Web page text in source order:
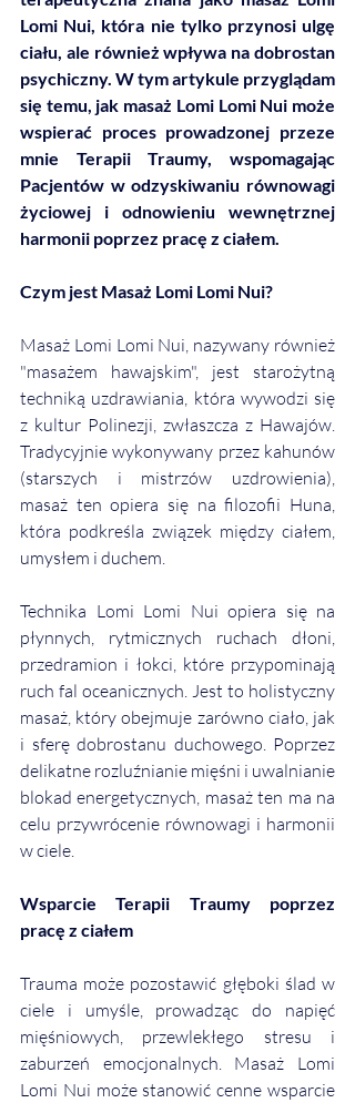
Lomi Nui, która nie tylko przynosi ulgę
ciału, ale również wpływa na dobrostan
psychiczny. W tym artykule przyglądam
się temu, jak masaż Lomi Lomi Nui może
wspierać proces prowadzonej przeze
mnie Terapii Traumy, wspomagając
Pacjentów w odzyskiwaniu równowagi
życiowej i odnowieniu wewnętrznej
harmonii poprzez pracę z ciałem.
Czym jest Masaż Lomi Lomi Nui?
Masaż Lomi Lomi Nui, nazywany również
"masażem hawajskim", jest starożytną
techniką uzdrawiania, która wywodzi się
z kultur Polinezji, zwłaszcza z Hawajów.
Tradycyjnie wykonywany przez kahunów
(starszych i mistrzów uzdrowienia),
masaż ten opiera się na filozofii Huna,
która podkreśla związek między ciałem,
umysłem i duchem.
Technika Lomi Lomi Nui opiera się na
płynnych, rytmicznych ruchach dłoni,
przedramion i łokci, które przypominają
ruch fal oceanicznych. Jest to holistyczny
masaż, który obejmuje zarówno ciało, jak
i sferę dobrostanu duchowego. Poprzez
delikatne rozluźnianie mięśni i uwalnianie
blokad energetycznych, masaż ten ma na
celu przywrócenie równowagi i harmonii
w ciele.
Wsparcie Terapii Traumy poprzez
pracę z ciałem
Trauma może pozostawić głęboki ślad w
ciele i umyśle, prowadząc do napięć
mięśniowych, przewlekłego stresu i
zaburzeń emocjonalnych. Masaż Lomi
Lomi Nui może stanowić cenne wsparcie